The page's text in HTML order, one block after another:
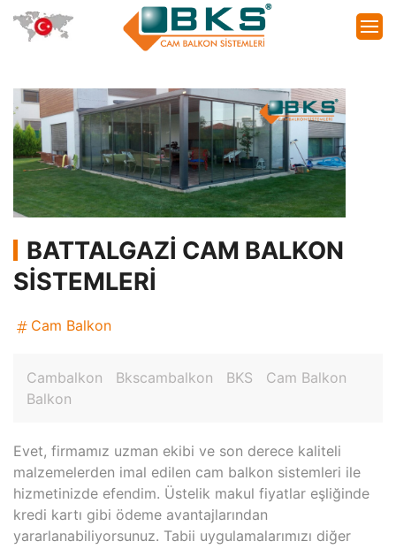
BATTALGAZI CAM BALKON
SISTEMLERI
Cam Balkon
Cambalkon Bkscambalkon BKS
Cam Balkon
Balkon
Evet, firmamız uzman ekibi ve son derece kaliteli
malzemelerden imal edilen cam balkon sistemleri ile
hizmetinizde efendim. Üstelik makul fiyatlar eşliğinde
kredi kartı gibi ödeme avantajlarından
yararlanabiliyorsunuz. Tabii uygulamalarımızı diğer